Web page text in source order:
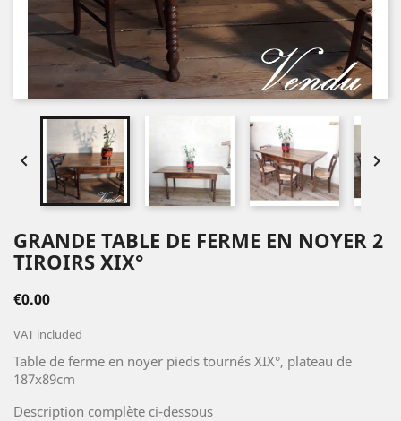
 
GRANDE TABLE DE FERME EN NOYER 2
TIROIRS XIX°
€0.00
VAT included
Table de ferme en noyer pieds tournés XIX°, plateau de
187x89cm
Description complète ci-dessous